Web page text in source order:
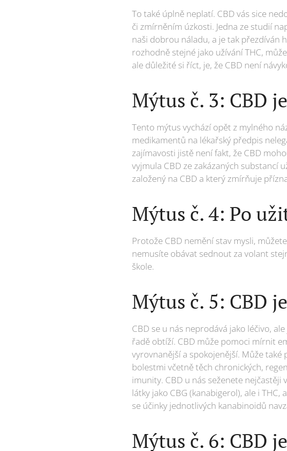
To také úplně neplatí. CBD vás sice
či zmírněním úzkosti. Jedna ze studií
naši dobrou náladu, a je tak přezdíván
rozhodně stejné jako užívání THC,
ale důležité si říct, je, že CBD není
Mýtus č. 3: CBD
Tento mýtus vychází opět z mylného
medikamentů na lékařský předpis
zajímavosti jistě není fakt, že CBD
vyjmula CBD ze zakázaných substancí
založený na CBD a který zmírňuje
Mýtus č. 4: Po
Protože CBD nemění stav mysli,
nemusíte obávat sednout za volant
škole.
Mýtus č. 5: CBD
CBD se u nás neprodává jako léčivo,
řadě obtíží. CBD může pomoci mírnit
vyrovnanější a spokojenější. Může
bolestmi včetně těch chronických,
imunity. CBD u nás seženete
látky jako CBG (kanabigerol), ale i
se účinky jednotlivých kanabinoidů
Mýtus č. 6: CBD